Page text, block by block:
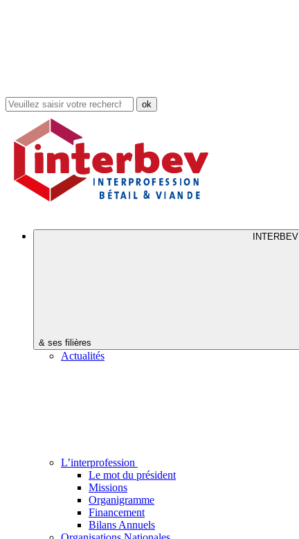
Rechercher
dans
site
INTERBEV
& ses filières
Actualités
L’interprofession
Le mot du président
Missions
Organigramme
Financement
Bilans Annuels